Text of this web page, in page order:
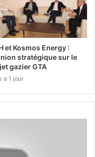
et Kosmos Energy :
stratégique sur le
gazier GTA
a 1 jour